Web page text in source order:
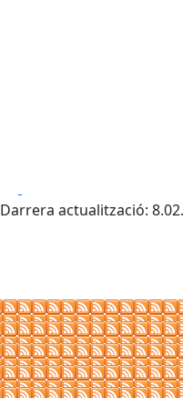
Darrera actualització: